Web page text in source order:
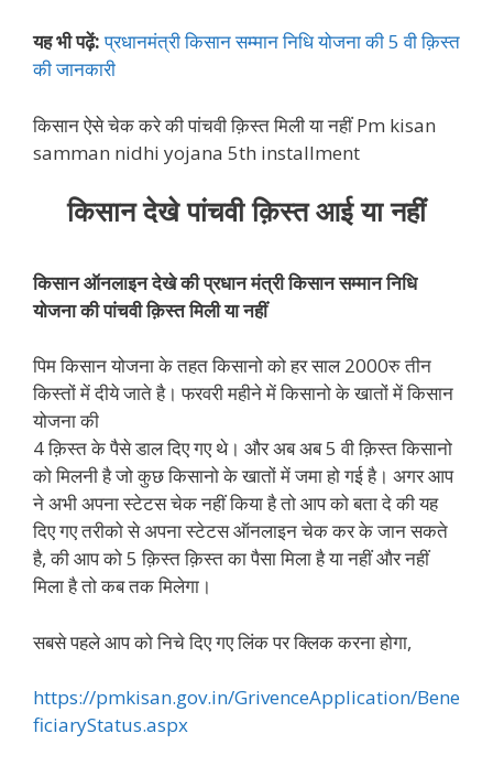
यह भी पढ़ें: प्रधानमंत्री किसान सम्मान निधि योजना की 5 वी क़िस्त
की जानकारी
किसान ऐसे चेक करे की पांचवी क़िस्त मिली या नहीं Pm kisan
samman nidhi yojana 5th installment
किसान देखे पांचवी क़िस्त आई या नहीं
किसान ऑनलाइन देखे की प्रधान मंत्री किसान सम्मान निधि
योजना की पांचवी क़िस्त मिली या नहीं
पिम किसान योजना के तहत किसानो को हर साल 2000रु तीन
किस्तों में दीये जाते है। फरवरी महीने में किसानो के खातों में किसान
योजना की
4 क़िस्त के पैसे डाल दिए गए थे। और अब अब 5 वी क़िस्त किसानो
को मिलनी है जो कुछ किसानो के खातों में जमा हो गई है। अगर आप
ने अभी अपना स्टेटस चेक नहीं किया है तो आप को बता दे की यह
दिए गए तरीको से अपना स्टेटस ऑनलाइन चेक कर के जान सकते
है, की आप को 5 क़िस्त क़िस्त का पैसा मिला है या नहीं और नहीं
मिला है तो कब तक मिलेगा।
सबसे पहले आप को निचे दिए गए लिंक पर क्लिक करना होगा,
https://pmkisan.gov.in/GrivenceApplication/Bene
ficiaryStatus.aspx